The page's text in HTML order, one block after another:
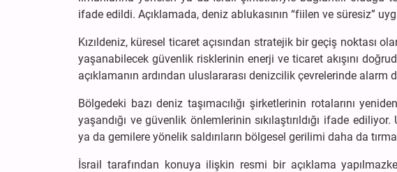
ifade edildi. Açıklamada, deniz ablukasının “fiilen ve süresiz”
Kızıldeniz, küresel ticaret açısından stratejik bir geçiş noktası
yaşanabilecek güvenlik risklerinin enerji ve ticaret akışını
açıklamanın ardından uluslararası denizcilik çevrelerinde
Bölgedeki bazı deniz taşımacılığı şirketlerinin rotalarını
yaşandığı ve güvenlik önlemlerinin sıkılaştırıldığı ifade
ya da gemilere yönelik saldırıların bölgesel gerilimi daha da
İsrail tarafından konuya ilişkin resmi bir açıklama